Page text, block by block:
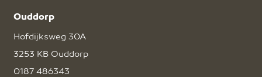
Ouddorp
Hofdijksweg 30A
3253 KB Ouddorp
0187 486343